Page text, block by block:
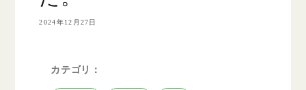
2024年12月27日
カテゴリ：